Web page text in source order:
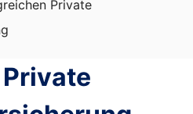
Private